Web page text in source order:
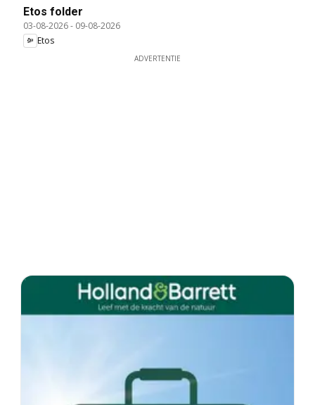
Etos folder
03-08-2026- 09-08-2026
Etos
ADVERTENTIE